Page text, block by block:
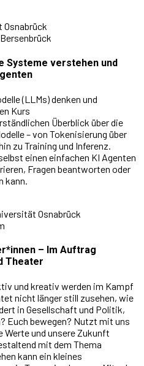
Osnabrück
Systeme verstehen und
(LLMs) denken und
Kurs
Überblick über die
– von Tokenisierung über
zu Training und Inferenz.
einen einfachen KI Agenten
Fragen beantworten oder
kann.
Osnabrück
– Im Auftrag
Theater
und kreativ werden im Kampf
nicht länger still zusehen, wie
in Gesellschaft und Politik,
Euch bewegen? Nutzt mit uns
Werte und unsere Zukunft
mit dem Thema
kann ein kleines